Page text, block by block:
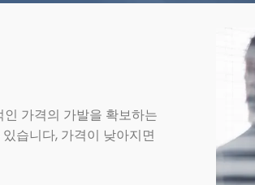
가격의 가발을 확보하는
습니다, 가격이 낮아지면